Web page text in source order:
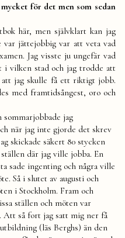
för det men som sedan
här, men självklart kan jag
jättejobbig var att veta vad
Jag visste ju ungefär vad
vilken stad och jag trodde att
jag skulle få ett riktigt jobb.
med framtidsångest, oro och
sommarjobbade jag
när jag inte gjorde det skrev
skickade säkert 80 stycken
där jag ville jobba. En
sade ingenting och några ville
Så i slutet av augusti och
i Stockholm. Fram och
ställen och möten var
Att så fort jag satt mig ner få
(läs Berghs) än den